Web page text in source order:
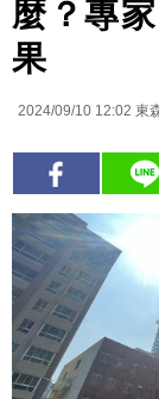
麼？專
果
2024/09/10 12:02 東